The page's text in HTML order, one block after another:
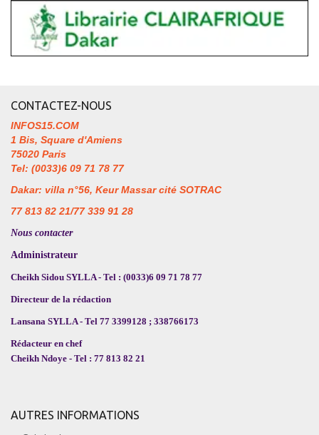
CONTACTEZ-NOUS
INFOS15.COM
1 Bis, Square d'Amiens
75020 Paris
Tel: (0033)6 09 71 78 77
Dakar: villa n°56, Keur Massar cité SOTRAC
77 813 82 21/77 339 91 28
Nous contacter
Administrateur
Cheikh Sidou SYLLA - Tel : (0033)6 09 71 78 77
Directeur de la rédaction
Lansana SYLLA - Tel 77 3399128 ; 338766173
Rédacteur en chef
Cheikh Ndoye - Tel : 77 813 82 21
AUTRES INFORMATIONS